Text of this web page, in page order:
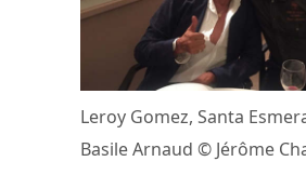
Leroy Gomez, Santa
Basile Arnaud © Jérôme